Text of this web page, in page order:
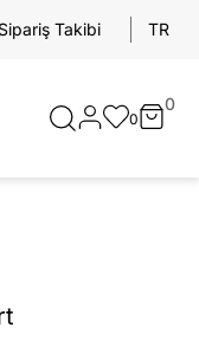
Sipariş Takibi TR
0
0